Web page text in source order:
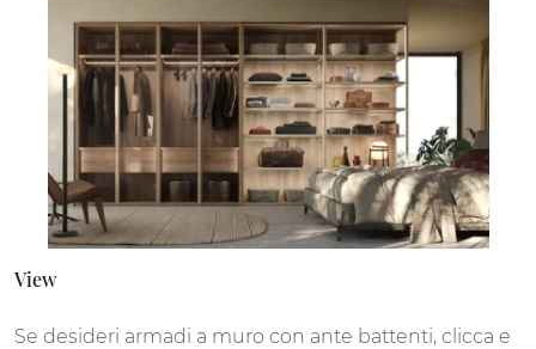
View
Se desideri armadi a muro con ante battenti, clicca e